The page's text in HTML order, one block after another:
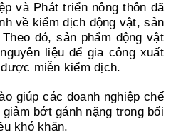
và Phát triển nông thôn đã
về kiểm dịch động vật, sản
đó, sản phẩm động vật
liệu để gia công xuất
miễn kiểm dịch.
giúp các doanh nghiệp chế
bớt gánh nặng trong bối
khó khăn.